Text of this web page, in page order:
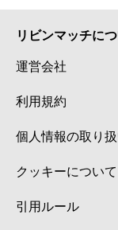
リビンマッチに
運営会社
利用規約
個人情報の取り
クッキーについて
引用ルール